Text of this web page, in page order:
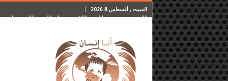
السبت , أغسطس 8 2026
الرئيسية المقالات اطلب